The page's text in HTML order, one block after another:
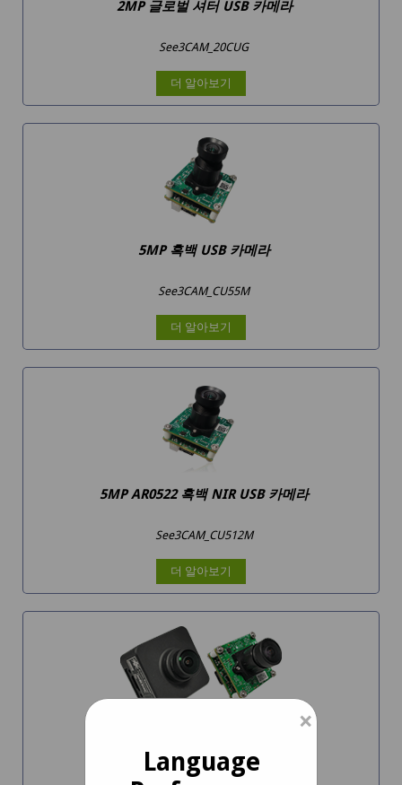
2MP 글로벌 셔터 USB 카메라
See3CAM_20CUG
더 알아보기
5MP 흑백 USB 카메라
See3CAM_CU55M
더 알아보기
5MP AR0522 흑백 NIR USB 카메라
See3CAM_CU512M
더 알아보기
See3CAM_CU30
×
Language